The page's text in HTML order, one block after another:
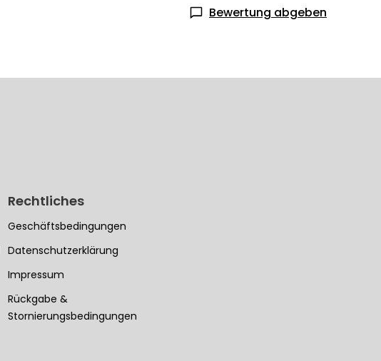
Bewertung abgeben
Rechtliches
Geschäftsbedingungen
Datenschutzerklärung
Impressum
Rückgabe &
Stornierungsbedingungen